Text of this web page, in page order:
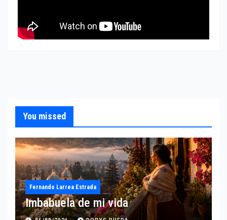
You missed
Fernando Larrea Estrada
Imbabuela de mi vida